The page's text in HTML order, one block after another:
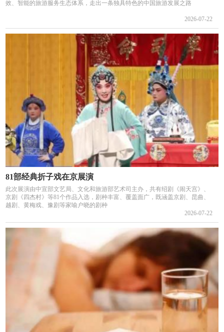
效、智能的旅游服务生态体系，走出一条独具特色的中国旅游发展之路
2026-07-22
81部经典折子戏在京展演
此次展演由中宣部文艺局、文化和旅游部艺术司主办，共有绍剧《闹天宫》、
京剧《四杰村》等81个作品入选，剧种丰富、覆盖面广，既涵盖京剧、昆曲、
越剧、黄梅戏、豫剧等家喻户晓的剧种
2026-07-22